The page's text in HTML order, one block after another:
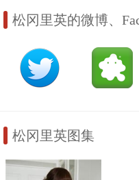
松冈里英的微博、
松冈里英图集